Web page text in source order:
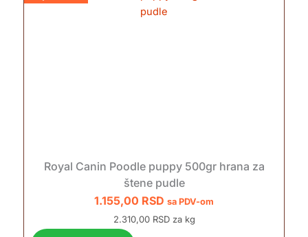
Royal Canin Poodle puppy 500gr hrana za
štene pudle
1.155,00 RSD sa PDV-om
2.310,00 RSD za kg